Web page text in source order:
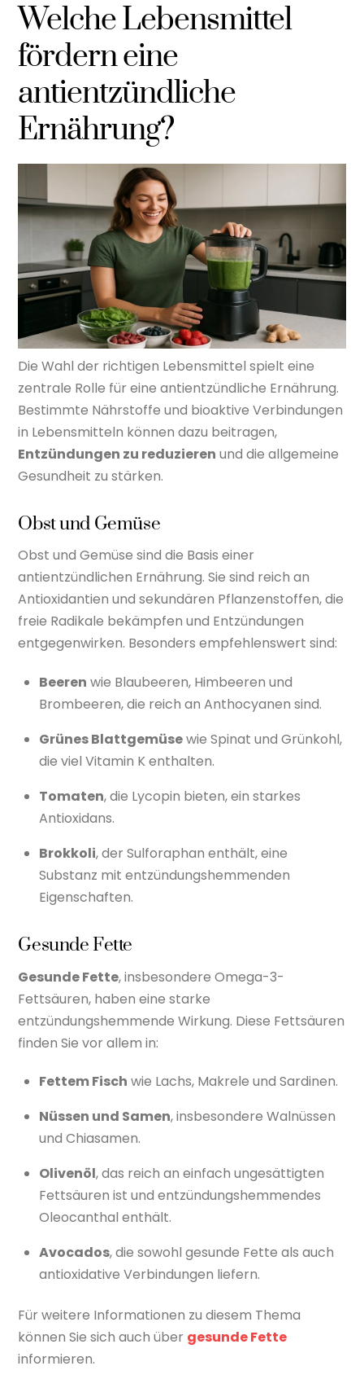
Welche Lebensmittel
fördern eine
antientzündliche
Ernährung?
Die Wahl der richtigen Lebensmittel spielt eine
zentrale Rolle für eine antientzündliche Ernährung.
Bestimmte Nährstoffe und bioaktive Verbindungen
in Lebensmitteln können dazu beitragen,
Entzündungen zu reduzieren und die allgemeine
Gesundheit zu stärken.
Obst und Gemüse
Obst und Gemüse sind die Basis einer
antientzündlichen Ernährung. Sie sind reich an
Antioxidantien und sekundären Pflanzenstoffen, die
freie Radikale bekämpfen und Entzündungen
entgegenwirken. Besonders empfehlenswert sind:
Beeren wie Blaubeeren, Himbeeren und
Brombeeren, die reich an Anthocyanen sind.
Grünes Blattgemüsewie Spinat und Grünkohl,
die viel Vitamin K enthalten.
Tomaten, die Lycopin bieten, ein starkes
Antioxidans.
Brokkoli, der Sulforaphan enthält, eine
Substanz mit entzündungshemmenden
Eigenschaften.
Gesunde Fette
Gesunde Fette, insbesondere Omega-3-
Fettsäuren, haben eine starke
entzündungshemmende Wirkung. Diese Fettsäuren
finden Sie vor allem in:
Fettem Fisch wie Lachs, Makrele und Sardinen.
Nüssen und Samen, insbesondere Walnüssen
und Chiasamen.
Olivenöl, das reich an einfach ungesättigten
Fettsäuren ist und entzündungshemmendes
Oleocanthal enthält.
Avocados, die sowohl gesunde Fette als auch
antioxidative Verbindungen liefern.
Für weitere Informationen zu diesem Thema
können Sie sich auch über gesunde Fette
informieren.